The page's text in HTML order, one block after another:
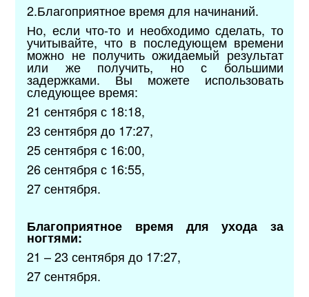
2.Благоприятное время для начинаний.
Но, если что-то и необходимо сделать, то
учитывайте, что в последующем времени
можно не получить ожидаемый результат
или же получить, но с большими
задержками. Вы можете использовать
следующее время:
21 сентября с 18:18,
23 сентября до 17:27,
25 сентября с 16:00,
26 сентября с 16:55,
27 сентября.
Благоприятное время для ухода за
ногтями:
21 – 23 сентября до 17:27,
27 сентября.